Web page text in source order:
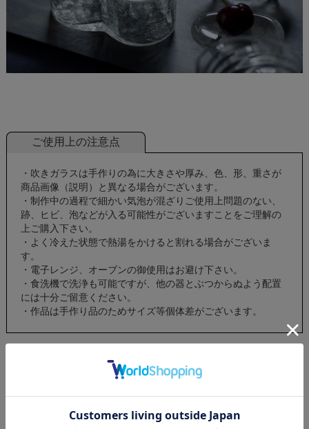
ご使用上の注意点
・吹きガラスは手作りの為に大きさや厚み、色、形、重さが
商品画像（説明）と異なる場合がございます。
・制作中の過程で細かい気泡が混ざりご使用上問題のない、
跡、ヒビ、泡などが入る可能性がございますことをご理解の
上ご購入下さい。
・よく冷えた状態で熱湯をかけると割れる場合がございま
す。
・電子レンジ、オーブンの御使用はお避け下さい。
・食洗機で洗浄も可能ですが、他の器とぶつからぬよう配置
には十分ご留意ください。
・作品は手作り品のためサイズ等個体差がございます。
この商品を見た人はこんな商品も見ています